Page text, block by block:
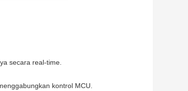
secara real-time.
kontrol MCU.